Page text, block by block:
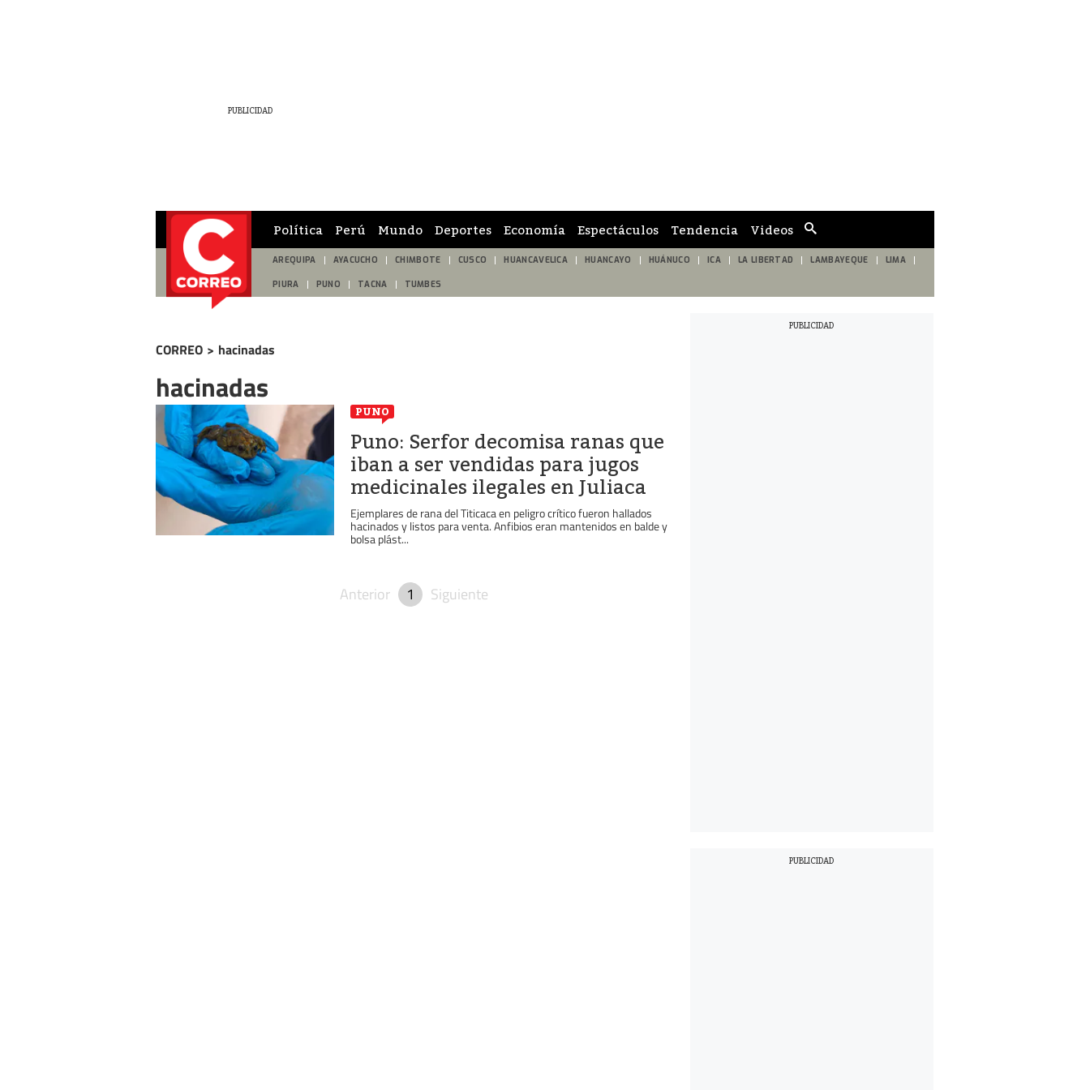
de
búsqueda
Política Perú Mundo Deportes Economía Espectáculos Tendencia Videos
AREQUIPA AYACUCHO CHIMBOTE CUSCO HUANCAVELICA HUANCAYO HUÁNUCO ICA LA LIBERTAD LAMBAYEQUE LIMA
PIURA PUNO TACNA TUMBES
CORREO > hacinadas
hacinadas
PUNO
Puno: Serfor decomisa ranas que
iban a ser vendidas para jugos
medicinales ilegales en Juliaca
Ejemplares de rana del Titicaca en peligro crítico fueron hallados
hacinados y listos para venta. Anfibios eran mantenidos en balde y
bolsa plást...
Anterior 1 Siguiente